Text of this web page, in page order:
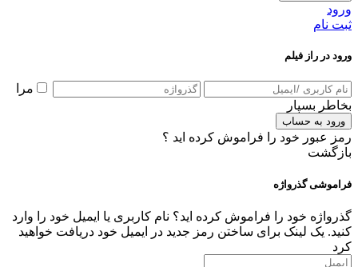
ورود
ثبت نام
ورود در راز فیلم
مرا
بخاطر بسپار
ورود به حساب
رمز عبور خود را فراموش کرده اید ؟
بازگشت
فراموشی گذرواژه
گذرواژه خود را فراموش کرده اید؟ نام کاربری یا ایمیل خود را وارد
کنید. یک لینک برای ساختن رمز جدید در ایمیل خود دریافت خواهید
کرد